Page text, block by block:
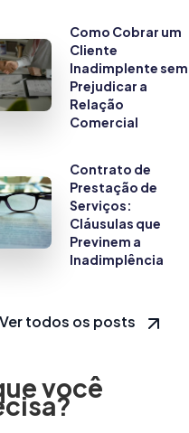
Como Cobrar um
Cliente
Inadimplente sem
Prejudicar a
Relação
Comercial
Contrato de
Prestação de
Serviços:
Cláusulas que
Previnem a
Inadimplência
Ver todos os posts
você